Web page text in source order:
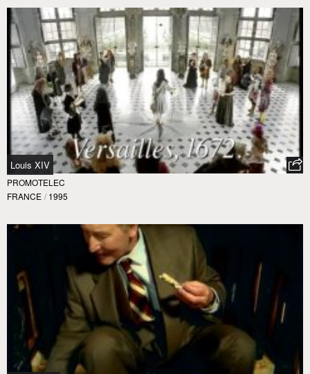
Louis XIV
PROMOTELEC
FRANCE / 1995